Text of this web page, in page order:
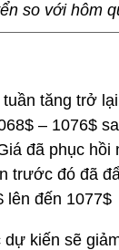
so với hôm
tăng trở
– 1076$
đã phục hồi
trước đó đã
lên đến 1077$
kiến sẽ